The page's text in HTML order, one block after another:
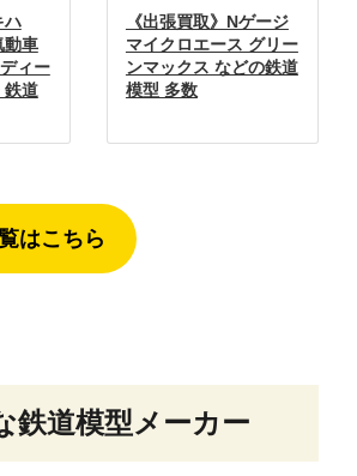
ハ
動車
ィー
鉄道
《出張買取》Nゲージ
マイクロエース グリー
ンマックス などの鉄道
模型 多数
はこちら
鉄道模型メーカー